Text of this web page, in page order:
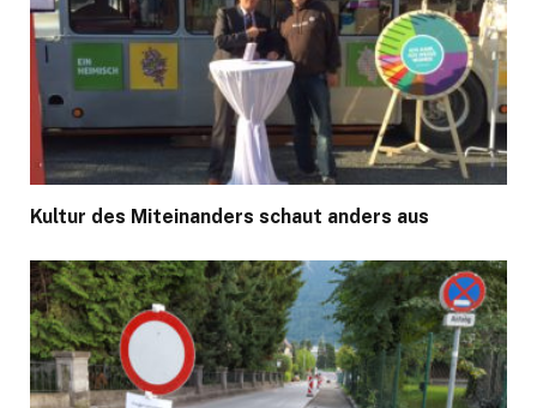
Kultur des Miteinanders schaut anders aus